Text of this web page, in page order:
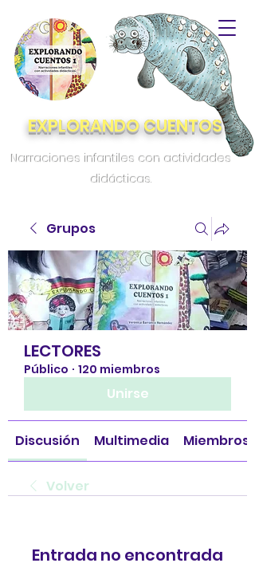
EXPLORANDO CUENTOS
Narraciones infantiles con actividades
didácticas.
Grupos
LECTORES
Público · 120 miembros
Unirse
Discusión Multimedia Miembros
Volver
Entrada no encontrada